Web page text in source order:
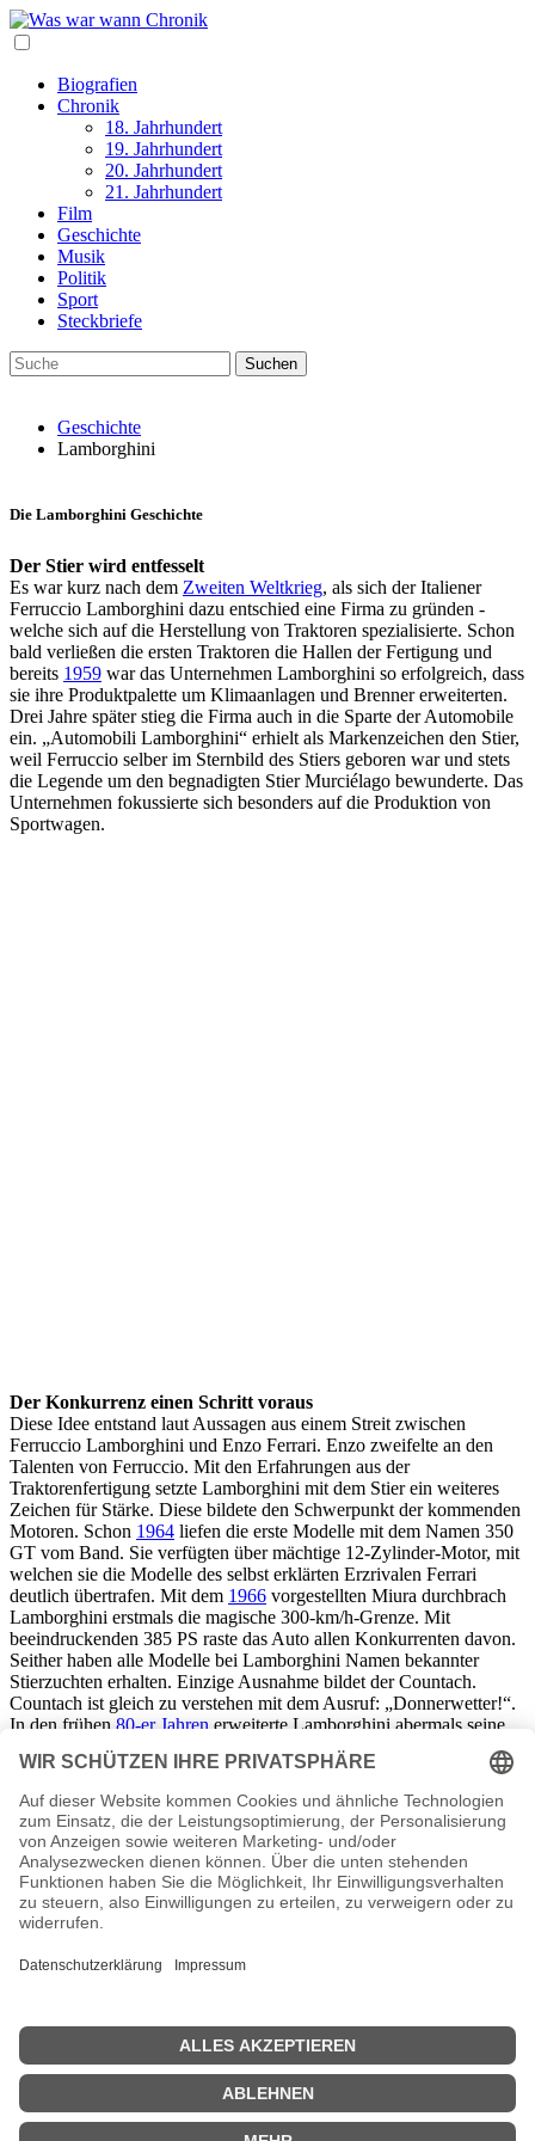
Biografien
Chronik
18. Jahrhundert
19. Jahrhundert
20. Jahrhundert
21. Jahrhundert
Film
Geschichte
Musik
Politik
Sport
Steckbriefe
Geschichte
Lamborghini
Die Lamborghini Geschichte
Der Stier wird entfesselt
Es war kurz nach dem Zweiten Weltkrieg, als sich der Italiener
Ferruccio Lamborghini dazu entschied eine Firma zu gründen -
welche sich auf die Herstellung von Traktoren spezialisierte. Schon
bald verließen die ersten Traktoren die Hallen der Fertigung und
bereits 1959 war das Unternehmen Lamborghini so erfolgreich, dass
sie ihre Produktpalette um Klimaanlagen und Brenner erweiterten.
Drei Jahre später stieg die Firma auch in die Sparte der Automobile
ein. „Automobili Lamborghini“ erhielt als Markenzeichen den Stier,
weil Ferruccio selber im Sternbild des Stiers geboren war und stets
die Legende um den begnadigten Stier Murciélago bewunderte. Das
Unternehmen fokussierte sich besonders auf die Produktion von
Sportwagen.
Der Konkurrenz einen Schritt voraus
Diese Idee entstand laut Aussagen aus einem Streit zwischen
Ferruccio Lamborghini und Enzo Ferrari. Enzo zweifelte an den
Talenten von Ferruccio. Mit den Erfahrungen aus der
Traktorenfertigung setzte Lamborghini mit dem Stier ein weiteres
Zeichen für Stärke. Diese bildete den Schwerpunkt der kommenden
Motoren. Schon 1964 liefen die erste Modelle mit dem Namen 350
GT vom Band. Sie verfügten über mächtige 12-Zylinder-Motor, mit
welchen sie die Modelle des selbst erklärten Erzrivalen Ferrari
deutlich übertrafen. Mit dem 1966 vorgestellten Miura durchbrach
Lamborghini erstmals die magische 300-km/h-Grenze. Mit
beeindruckenden 385 PS raste das Auto allen Konkurrenten davon.
Seither haben alle Modelle bei Lamborghini Namen bekannter
Stierzuchten erhalten. Einzige Ausnahme bildet der Countach.
Countach ist gleich zu verstehen mit dem Ausruf: „Donnerwetter!“.
In den frühen 80-er Jahren erweiterte Lamborghini abermals seine
Produktpalette um die Sparte der Bootsmotoren. Offshore-
Rennboote, die mit zwei dieser Motoren ausgestattet waren,
Ferruccio Lamborghini verabschiedet sich
1972 geriet das Unternehmen vermehrt in finanzielle
Schwierigkeiten. Die Gründungssektion der Traktoren-Motoren
musste in Folge dessen an die Same Group verkauft werden. Wenig
später folgte die Abteilung der Sportwagen und wechselte gleich
aus der Produktion zurück und konzentrierte sich auf sein Hobby -
werden Kaffeemaschinen, Klimaanlagen, Espressomaschinen,
Autos und Motoren mit dem Namen Lamborghini vermarktet. Im
Jahre2000gingLamborghinizusammen mitSeatan die Audi-
Gruppe. 2005 erschien das erste mal das Lamborghini-Magazin. Der
aktuelle Lamborghini, der die Technik von Audi erhielt nennt sich
Gallardo.